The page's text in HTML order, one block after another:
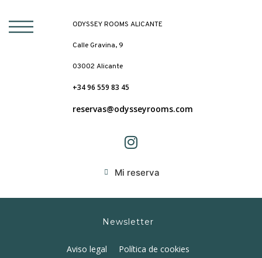
ODYSSEY ROOMS ALICANTE
Calle Gravina, 9
03002 Alicante
+34 96 559 83 45
reservas@odysseyrooms.com
Mi reserva
Newsletter
Aviso legal Política de cookies